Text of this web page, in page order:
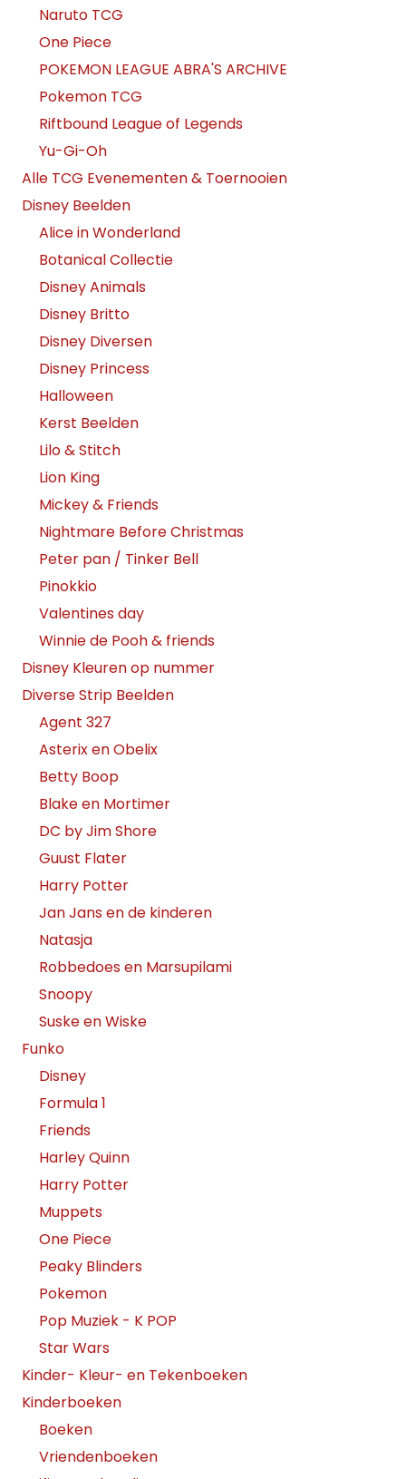
Naruto TCG
One Piece
POKEMON LEAGUE ABRA'S ARCHIVE
Pokemon TCG
Riftbound League of Legends
Yu-Gi-Oh
Alle TCG Evenementen & Toernooien
Disney Beelden
Alice in Wonderland
Botanical Collectie
Disney Animals
Disney Britto
Disney Diversen
Disney Princess
Halloween
Kerst Beelden
Lilo & Stitch
Lion King
Mickey & Friends
Nightmare Before Christmas
Peter pan / Tinker Bell
Pinokkio
Valentines day
Winnie de Pooh & friends
Disney Kleuren op nummer
Diverse Strip Beelden
Agent 327
Asterix en Obelix
Betty Boop
Blake en Mortimer
DC by Jim Shore
Guust Flater
Harry Potter
Jan Jans en de kinderen
Natasja
Robbedoes en Marsupilami
Snoopy
Suske en Wiske
Funko
Disney
Formula 1
Friends
Harley Quinn
Harry Potter
Muppets
One Piece
Peaky Blinders
Pokemon
Pop Muziek - K POP
Star Wars
Kinder- Kleur- en Tekenboeken
Kinderboeken
Boeken
Vriendenboeken